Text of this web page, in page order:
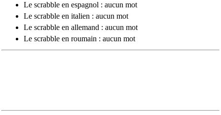
Le scrabble en espagnol : aucun mot
Le scrabble en italien : aucun mot
Le scrabble en allemand : aucun mot
Le scrabble en roumain : aucun mot